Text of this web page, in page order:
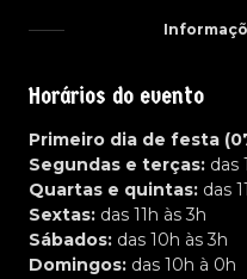
Horários do evento
Primeiro dia de festa
Segundas e terças: das
Quartas e quintas: das
Sextas: das 11h às 3h
Sábados: das 10h às 3h
Domingos: das 10h à 0h